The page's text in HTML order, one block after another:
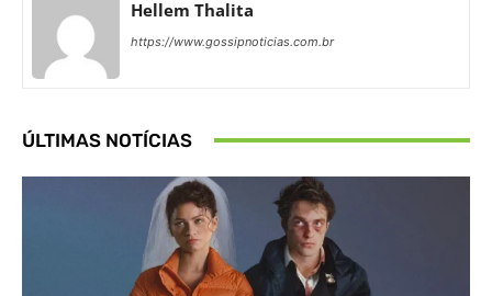
Hellem Thalita
https://www.gossipnoticias.com.br
ÚLTIMAS NOTÍCIAS